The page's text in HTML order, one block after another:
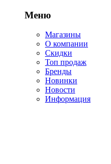
Меню
Магазины
О компании
Скидки
Топ продаж
Бренды
Новинки
Новости
Информация